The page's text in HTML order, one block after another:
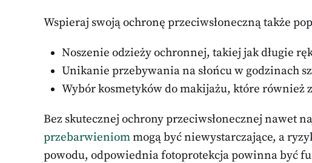
Wspieraj swoją ochronę przeciwsłoneczną także
Noszenie odzieży ochronnej, takiej jak długie
Unikanie przebywania na słońcu w godzinach
Wybór kosmetyków do makijażu, które również
Bez skutecznej ochrony przeciwsłonecznej nawet
przebarwieniommogą być niewystarczające, a
powodu, odpowiednia fotoprotekcja powinna być